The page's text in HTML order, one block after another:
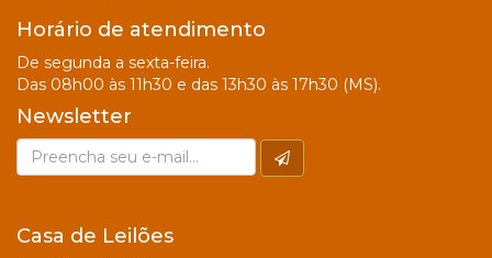
Horário de atendimento
De segunda a sexta-feira.
Das 08h00 às 11h30 e das 13h30 às 17h30 (MS).
Newsletter
Casa de Leilões